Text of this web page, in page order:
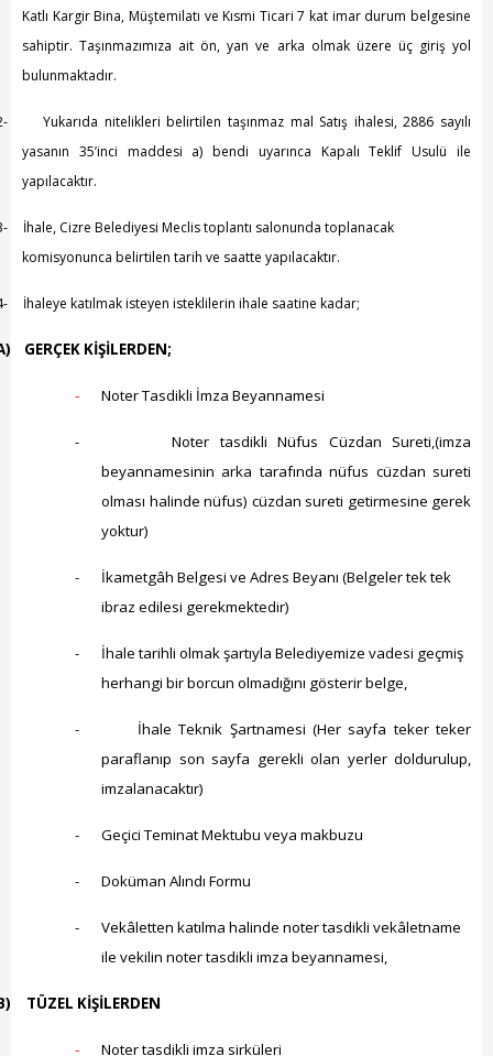
Haberler
Genel
Kadın Politikalar
Kadın
Fen İşleri
Park & Bahçe
İmar Müdürlüğü
Duyurular
Videolar
Hizmet Rehberi
Faaliyet Raporu
Meclis Kararları
Vefat Edenler
Cizre Tarihi
Katlı Kargir Bina, Müştemilatı ve Kısmi Ticari 7 kat imar durum belgesine
sahiptir. Taşınmazımıza ait ön, yan ve arka olmak üzere üç giriş yol
bulunmaktadır.
Yukarıda nitelikleri belirtilen taşınmaz mal Satış ihalesi, 2886 sayılı
yasanın 35’inci maddesi a) bendi uyarınca Kapalı Teklif Usulü ile
yapılacaktır.
İhale, Cizre Belediyesi Meclis toplantı salonunda toplanacak
komisyonunca belirtilen tarih ve saatte yapılacaktır.
İhaleye katılmak isteyen isteklilerin ihale saatine kadar;
GERÇEK KİŞİLERDEN;
- Noter Tasdikli İmza Beyannamesi
-
Noter tasdikli Nüfus Cüzdan Sureti,(imza
beyannamesinin arka tarafında nüfus cüzdan sureti
olması halinde nüfus) cüzdan sureti getirmesine gerek
yoktur)
-
İkametgâh Belgesi ve Adres Beyanı (Belgeler tek tek
ibraz edilesi gerekmektedir)
-
İhale tarihli olmak şartıyla Belediyemize vadesi geçmiş
herhangi bir borcun olmadığını gösterir belge,
-
İhale Teknik Şartnamesi (Her sayfa teker teker
paraflanıp son sayfa gerekli olan yerler doldurulup,
imzalanacaktır)
- Geçici Teminat Mektubu veya makbuzu
- Doküman Alındı Formu
-
Vekâletten katılma halinde noter tasdikli vekâletname
ile vekilin noter tasdikli imza beyannamesi,
TÜZEL KİŞİLERDEN
- Noter tasdikli imza sirküleri